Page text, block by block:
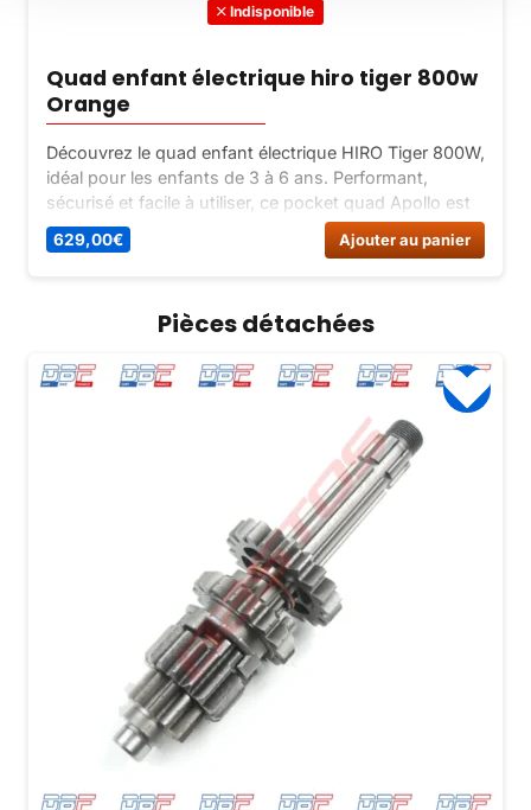
Indisponible
Quad enfant électrique hiro tiger 800w
Orange
Découvrez le quad enfant électrique HIRO Tiger 800W,
idéal pour les enfants de 3 à 6 ans. Performant,
sécurisé et facile à utiliser, ce pocket quad Apollo est
parfait pour les jeunes pilotes en herbe.
629,00€ Ajouter au panier
Pièces détachées